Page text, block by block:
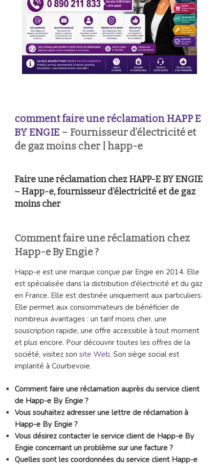
comment faire une réclamation HAPP E
BY ENGIE – Fournisseur d’électricité et
de gaz moins cher | happ-e
Faire une réclamation chez HAPP-E BY ENGIE
– Happ-e, fournisseur d’électricité et de gaz
moins cher
Comment faire une réclamation chez
Happ-e By Engie ?
Happ-e est une marque conçue par Engie en 2014. Elle
est spécialisée dans la distribution d’électricité et du gaz
en France. Elle est destinée uniquement aux particuliers.
Elle permet aux consommateurs de bénéficier de
nombreux avantages : un tarif moins cher, une
souscription rapide, une offre accessible à tout moment
et plus encore. Pour découvrir toutes les offres de la
société, visitez son site Web. Son siège social est
implanté à Courbevoie.
Comment faire une réclamation auprès du service client
de Happ-e By Engie ?
Vous souhaitez adresser une lettre de réclamation à
Happ-e By Engie ?
Vous désirez contacter le service client de Happ-e By
Engie concernant un problème sur une facture ?
Quelles sont les coordonnées du service client Happ-e